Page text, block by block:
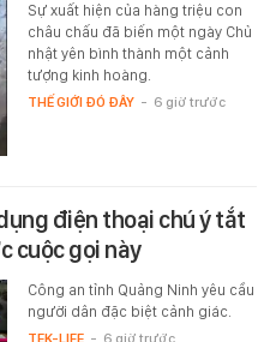
Sự xuất hiện của hàng triệu con
châu chấu đã biến một ngày Chủ
nhật yên bình thành một cảnh
tượng kinh hoàng.
THẾ GIỚI ĐÓ ĐÂY - 6 giờ trước
điện thoại chú ý tắt
cuộc gọi này
Công an tỉnh Quảng Ninh yêu cầu
người dân đặc biệt cảnh giác.
TEK-LIFE - 6 giờ trước